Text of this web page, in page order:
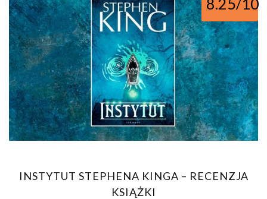
8.25/10
INSTYTUT STEPHENA KINGA – RECENZJA
KSIĄŻKI